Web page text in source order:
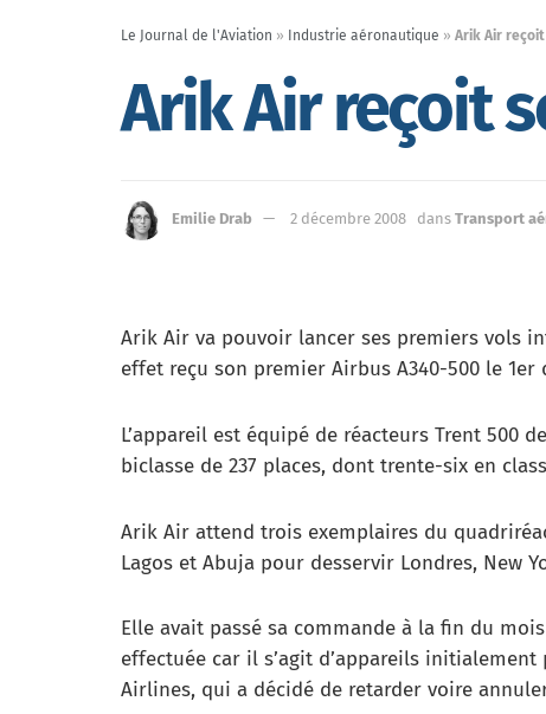
Le Journal de l'Aviation » Industrie aéronautique » Arik Air
Arik Air reçoit
Emilie Drab 2 décembre 2008 dans Transport
Arik Air va pouvoir lancer ses premiers vols
effet reçu son premier Airbus A340-500 le 1er
L’appareil est équipé de réacteurs Trent 500
biclasse de 237 places, dont trente-six en
Arik Air attend trois exemplaires du
Lagos et Abuja pour desservir Londres, New
Elle avait passé sa commande à la fin du
effectuée car il s’agit d’appareils
Airlines, qui a décidé de retarder voire